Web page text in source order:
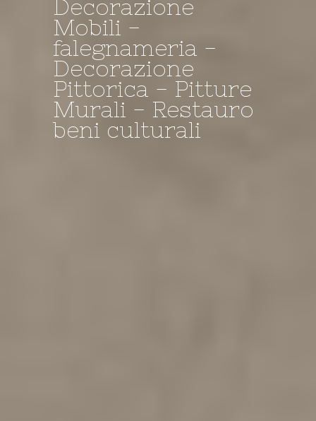
Decorazione
Mobili -
falegnameria -
Decorazione
Pittorica - Pitture
Murali - Restauro
beni culturali
Decorazione -
falegnameria -
Restauro
il Negozio della
Bottega
I NOSTRI
TINTEGGI A
CALCE....